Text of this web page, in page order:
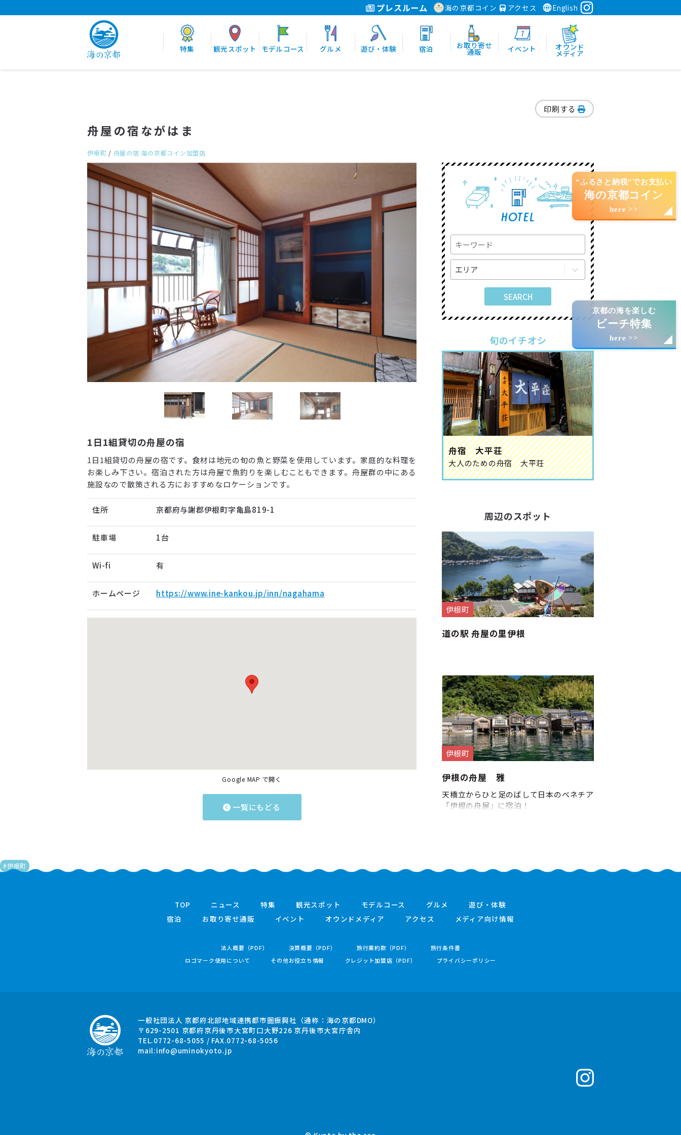
プレスルーム 海の京都コイン アクセス English
特集 観光スポット モデルコース グルメ 遊び・体験 宿泊 お取り寄せ
通販 イベント オウンド
メディア
“ふるさと納税”でお支払い
海の京都コイン
here >>
京都の海を楽しむ
ビーチ特集
here >>
印刷する
舟屋の宿ながはま
伊根町 / 舟屋の宿 海の京都コイン加盟店
1日1組貸切の舟屋の宿
1日1組貸切の舟屋の宿です。食材は地元の旬の魚と野菜を使用しています。家庭的な料理を
お楽しみ下さい。宿泊された方は舟屋で魚釣りを楽しむこともできます。舟屋群の中にある
施設なので散策される方におすすめなロケーションです。
住所 京都府与謝郡伊根町字亀島819-1
駐車場 1台
Wi-fi 有
ホームページ https://www.ine-kankou.jp/inn/nagahama
Google MAP で開く
#伊根町
一覧にもどる
旬のイチオシ
舟宿 大平荘
大人のための舟宿 大平荘
周辺のスポット
伊根町
道の駅 舟屋の里伊根
伊根町
伊根の舟屋 雅
天橋立からひと足のばして日本のベネチア
「伊根の舟屋」に宿泊！
TOP ニュース 特集 観光スポット モデルコース グルメ
遊び・体験
宿泊
お取り寄せ通販 イベント オウンドメディア アクセス メディア向け情報
法人概要（PDF） 決算概要（PDF） 旅行業約款（PDF）
旅行条件書
ロゴマーク使用について
その他お役立ち情報 クレジット加盟店（PDF） プライバシーポリシー
一般社団法人 京都府北部地域連携都市圏振興社 （通称：海の京都DMO）
〒629-2501 京都府京丹後市大宮町口大野226 京丹後市大宮庁舎内
TEL.0772-68-5055 / FAX.0772-68-5056
mail:info@uminokyoto.jp